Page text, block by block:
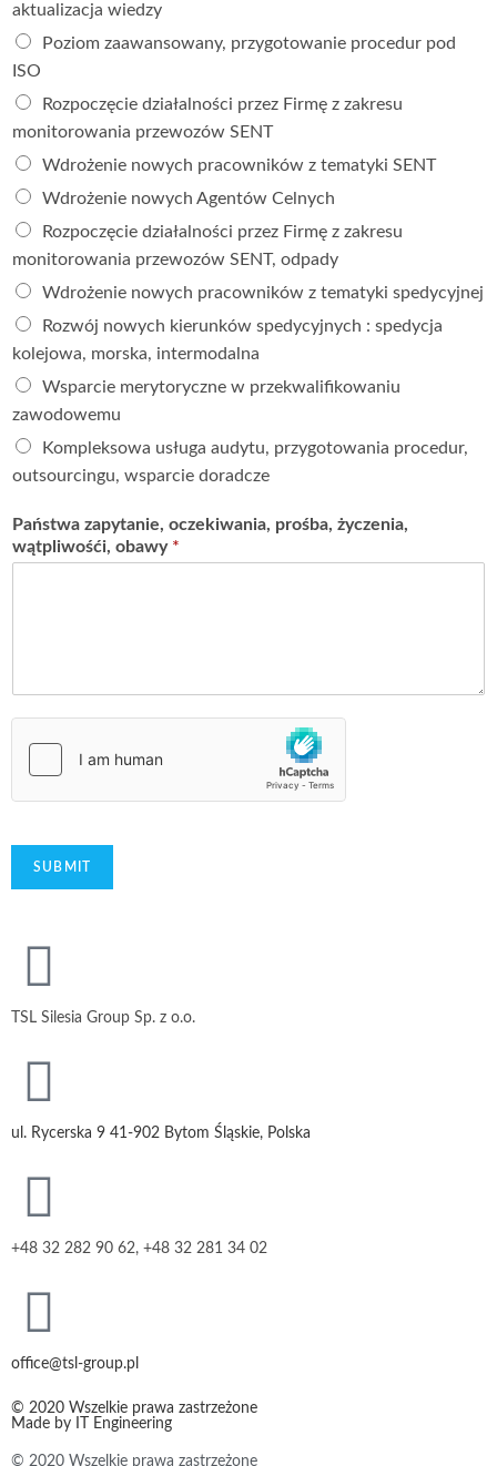
aktualizacja wiedzy
Poziom zaawansowany, przygotowanie procedur pod
ISO
Rozpoczęcie działalności przez Firmę z zakresu
monitorowania przewozów SENT
Wdrożenie nowych pracowników z tematyki SENT
Wdrożenie nowych Agentów Celnych
Rozpoczęcie działalności przez Firmę z zakresu
monitorowania przewozów SENT, odpady
Wdrożenie nowych pracowników z tematyki spedycyjnej
Rozwój nowych kierunków spedycyjnych : spedycja
kolejowa, morska, intermodalna
Wsparcie merytoryczne w przekwalifikowaniu
zawodowemu
Kompleksowa usługa audytu, przygotowania procedur,
outsourcingu, wsparcie doradcze
Państwa zapytanie, oczekiwania, prośba, życzenia,
wątpliwośći, obawy *
SUBMIT
TSL Silesia Group Sp. z o.o.
ul. Rycerska 9 41-902 Bytom Śląskie, Polska
+48 32 282 90 62, +48 32 281 34 02
office@tsl-group.pl
© 2020 Wszelkie prawa zastrzeżone
Made by
IT Engineering
© 2020 Wszelkie prawa zastrzeżone